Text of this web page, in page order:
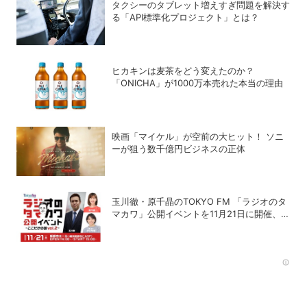
タクシーのタブレット増えすぎ問題を解決す
る「API標準化プロジェクト」とは？
ヒカキンは麦茶をどう変えたのか？
「ONICHA」が1000万本売れた本当の理由
映画「マイケル」が空前の大ヒット！ ソニ
ーが狙う数千億円ビジネスの正体
玉川徹・原千晶のTOKYO FM 「ラジオのタ
マカワ」公開イベントを11月21日に開催、ゲ